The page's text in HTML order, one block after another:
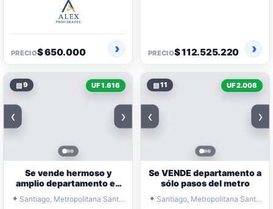
PRECIO$ 650.000 PRECIO$ 112.525.220
▧9 UF 1.616
‹ ›
Se vende hermoso y
amplio departamento en
⌖ Santiago, Metropolitana Santiago
▧11 UF 2.008
‹ ›
Se VENDE departamento a
sólo pasos del metro
⌖
Santiago, Metropolitana Santiago